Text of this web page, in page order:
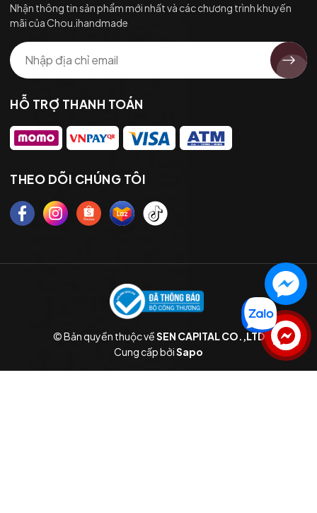
Nhận thông tin sản phẩm mới nhất và các chương trình khuyến
mãi của Chou.ihandmade
HỖ TRỢ THANH TOÁN
THEO DÕI CHÚNG TÔI
© Bản quyền thuộc vềSEN CAPITAL CO.,LTD
Cung cấp bởiSapo
Liên hệ